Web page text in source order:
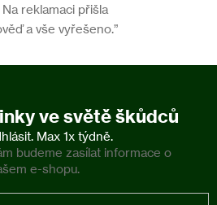
reklamaci přišla
a vše vyřešeno.”
ve světě škůdců
budeme zasílat informace o
e-shopu.